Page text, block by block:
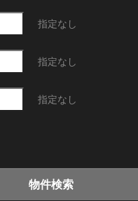
指定なし
指定なし
指定なし
物件検索